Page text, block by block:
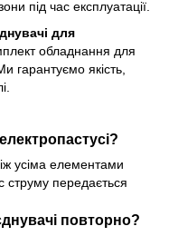
під час експлуатації.
для
обладнання для
гарантуємо якість,
усіма елементами
струму передається
повторно?